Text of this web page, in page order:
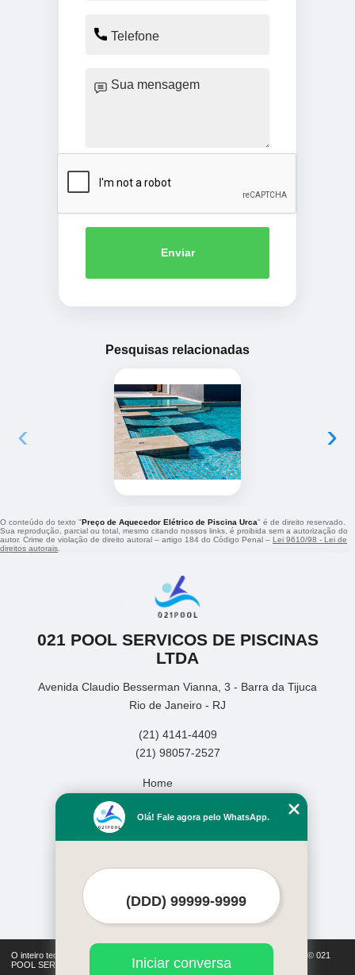
Enviar
Pesquisas relacionadas
‹ ›
O conteúdo do texto "Preço de Aquecedor Elétrico de Piscina Urca" é de direito reservado.
Sua reprodução, parcial ou total, mesmo citando nossos links, é proibida sem a autorização do
autor. Crime de violação de direito autoral – artigo 184 do Código Penal – Lei 9610/98 - Lei de
direitos autorais
021 POOL SERVICOS DE PISCINAS
LTDA
Avenida Claudio Besserman Vianna, 3 - Barra da Tijuca
Rio de Janeiro - RJ
(21) 4141-4409
(21) 98057-2527
Home
Missão
O inteiro teor deste site está sujeito à proteção de direitos autorais. Copyright© 021
POOL SERVICOS DE PISCINAS LTDA (Lei 9610 de 19/02/1998)
Olá! Fale agora pelo WhatsApp.
Iniciar conversa